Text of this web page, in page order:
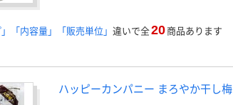
「内容量」「販売単位」 違いで全20 商品あります
ハッピーカンパニー まろやか干し梅